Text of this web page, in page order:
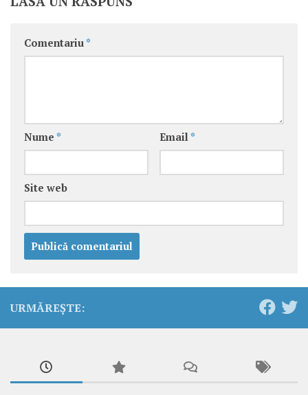
Comentariu *
Nume * Email *
Site web
URMĂREȘTE: